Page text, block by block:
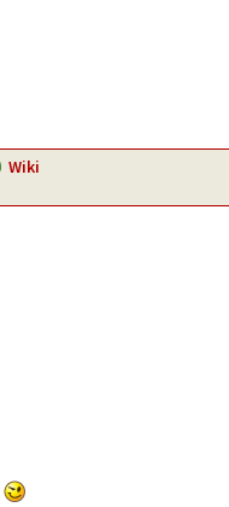
Wiki